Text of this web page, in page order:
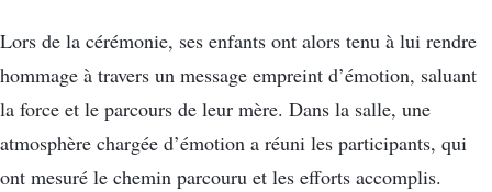
Lors de la cérémonie, ses enfants ont alors tenu à lui rendre
hommage à travers un message empreint d’émotion, saluant
la force et le parcours de leur mère. Dans la salle, une
atmosphère chargée d’émotion a réuni les participants, qui
ont mesuré le chemin parcouru et les efforts accomplis.